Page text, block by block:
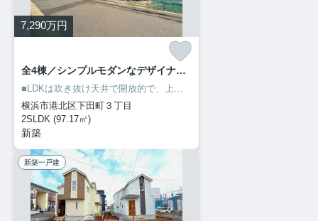
7,290万円
全4棟／シンプルモダンなデザイナーズハウス／港北区下田町3丁目 SITE-A
■LDKは吹き抜け天井で開放的で、上階からも陽光が差し込む設計。
横浜市港北区下田町３丁目
2SLDK (97.17㎡)
新築
新築一戸建